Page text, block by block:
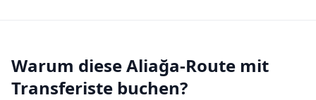
Warum diese Aliağa-Route mit
Transferiste buchen?